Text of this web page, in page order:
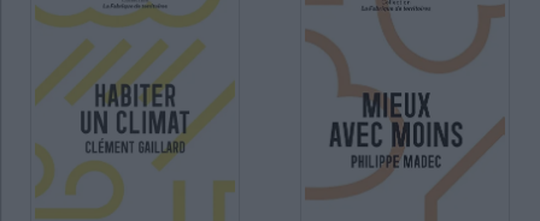
Bach, Raphaël (1)
Bergilez, Jean-Didier (1)
Boiron David, Stéphanie (1)
Bultel, Antoine (1)
Cardelus, Cayetano (1)
Celier, Camille (1)